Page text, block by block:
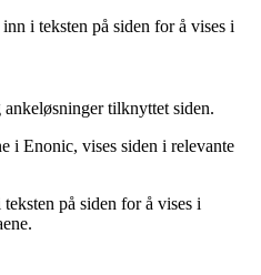
i teksten på siden for å vises i
tilknyttet siden.
i Enonic, vises siden i relevante
på siden for å vises i